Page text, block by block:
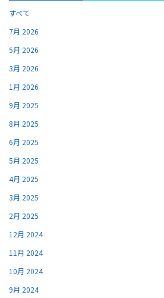
すべて
7月 2026
5月 2026
3月 2026
1月 2026
9月 2025
8月 2025
6月 2025
5月 2025
4月 2025
3月 2025
2月 2025
12月 2024
11月 2024
10月 2024
9月 2024